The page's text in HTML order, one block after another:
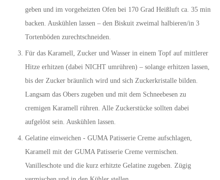
geben und im vorgeheizten Ofen bei 170 Grad Heißluft ca. 35 min
backen. Auskühlen lassen – den Biskuit zweimal halbieren/in 3
Tortenböden zurechtschneiden.
Für das Karamell, Zucker und Wasser in einem Topf auf mittlerer
Hitze erhitzen (dabei NICHT umrühren) – solange erhitzen lassen,
bis der Zucker bräunlich wird und sich Zuckerkristalle bilden.
Langsam das Obers zugeben und mit dem Schneebesen zu
cremigen Karamell rühren. Alle Zuckerstücke sollten dabei
aufgelöst sein. Auskühlen lassen.
Gelatine einweichen - GUMA Patisserie Creme aufschlagen,
Karamell mit der GUMA Patisserie Creme vermischen.
Vanilleschote und die kurz erhitzte Gelatine zugeben. Zügig